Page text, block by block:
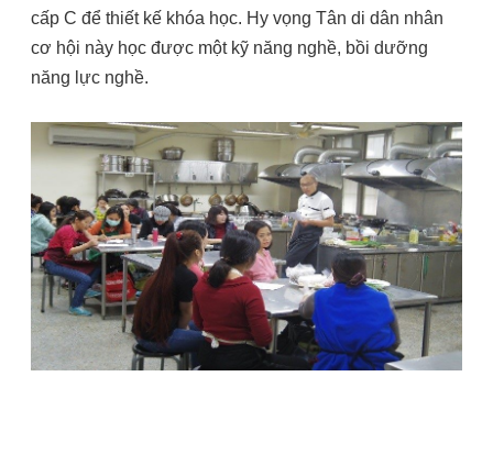
cấp C để thiết kế khóa học. Hy vọng Tân di dân nhân
cơ hội này học được một kỹ năng nghề, bồi dưỡng
năng lực nghề.